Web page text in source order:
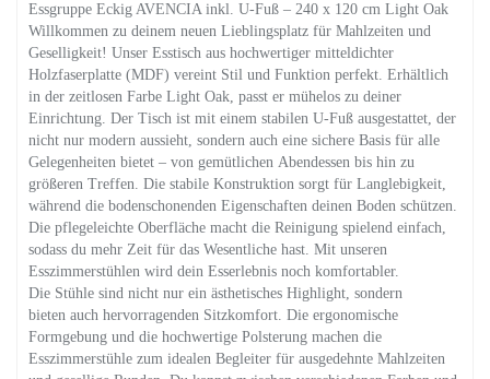
Essgruppe Eckig AVENCIA inkl. U-Fuß – 240 x 120 cm Light Oak
Willkommen zu deinem neuen Lieblingsplatz für Mahlzeiten und
Geselligkeit! Unser Esstisch aus hochwertiger mitteldichter
Holzfaserplatte (MDF) vereint Stil und Funktion perfekt. Erhältlich
in der zeitlosen Farbe Light Oak, passt er mühelos zu deiner
Einrichtung. Der Tisch ist mit einem stabilen U-Fuß ausgestattet, der
nicht nur modern aussieht, sondern auch eine sichere Basis für alle
Gelegenheiten bietet – von gemütlichen Abendessen bis hin zu
größeren Treffen. Die stabile Konstruktion sorgt für Langlebigkeit,
während die bodenschonenden Eigenschaften deinen Boden schützen.
Die pflegeleichte Oberfläche macht die Reinigung spielend einfach,
sodass du mehr Zeit für das Wesentliche hast. Mit unseren
Esszimmerstühlen wird dein Esserlebnis noch komfortabler.
Die Stühle sind nicht nur ein ästhetisches Highlight, sondern
bieten auch hervorragenden Sitzkomfort. Die ergonomische
Formgebung und die hochwertige Polsterung machen die
Esszimmerstühle zum idealen Begleiter für ausgedehnte Mahlzeiten